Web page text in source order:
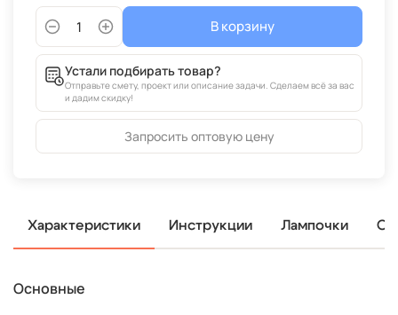
В корзину
Устали подбирать товар?
Отправьте смету, проект или описание задачи. Сделаем всё за вас
и дадим скидку!
Запросить оптовую цену
Характеристики Инструкции Лампочки
Основные